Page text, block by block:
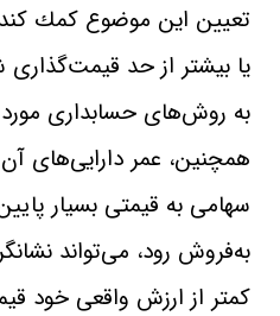
تعيين اين موضوع كمك‌ كند
يا بيشتر از حد
به روش‌های حسابداری
همچنين، عمر دارايی‌های آن
سهامی به قيمتی بسيار
به‌فروش‌ رود، می‌تواند
كمتر از ارزش واقعی خود